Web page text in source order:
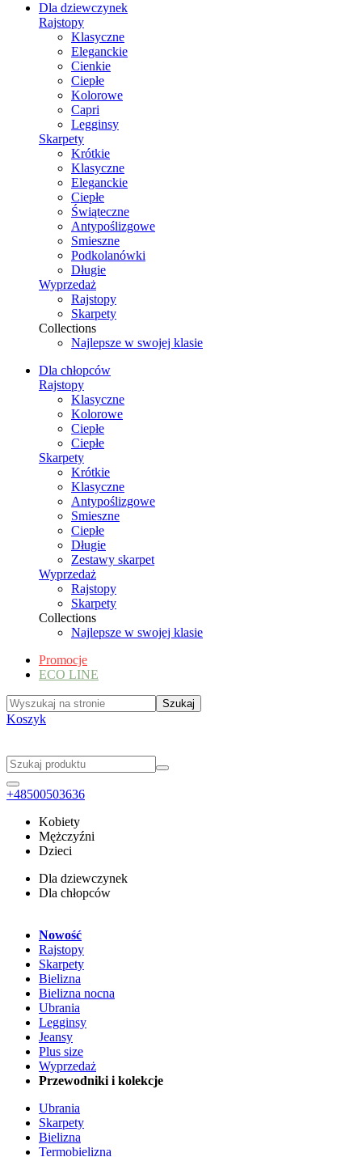
Dla dziewczynek
Rajstopy
Klasyczne
Eleganckie
Cienkie
Ciepłe
Kolorowe
Capri
Legginsy
Skarpety
Krótkie
Klasyczne
Eleganckie
Ciepłe
Świąteczne
Antypoślizgowe
Smieszne
Podkolanówki
Długie
Wyprzedaż
Rajstopy
Skarpety
Collections
Najlepsze w swojej klasie
Dla chłopców
Rajstopy
Klasyczne
Kolorowe
Ciepłe
Ciepłe
Skarpety
Krótkie
Klasyczne
Antypoślizgowe
Smieszne
Ciepłe
Długie
Zestawy skarpet
Wyprzedaż
Rajstopy
Skarpety
Collections
Najlepsze w swojej klasie
Promocje
ECO LINE
Koszyk
+48500503636
Kobiety
Mężczyźni
Dzieci
Dla dziewczynek
Dla chłopców
Nowość
Rajstopy
Skarpety
Bielizna
Bielizna nocna
Ubrania
Legginsy
Jeansy
Plus size
Wyprzedaż
Przewodniki i kolekcje
Ubrania
Skarpety
Bielizna
Termobielizna